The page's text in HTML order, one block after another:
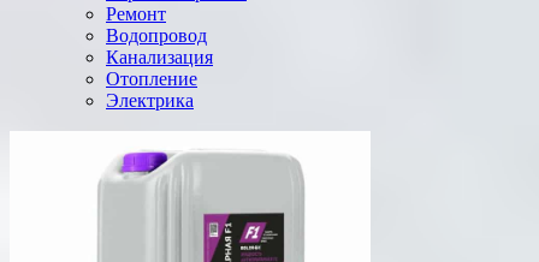
Ремонт
Водопровод
Канализация
Отопление
Электрика